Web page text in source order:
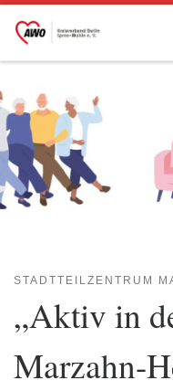
Zum Inhalt springen
STADTTEILZENTRUM
„Aktiv in
Marzahn-